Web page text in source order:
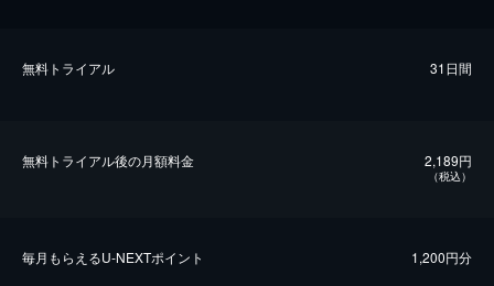
無料トライアル 31日間
無料トライアル後の⽉額料金 2,189円
（税込）
毎⽉もらえるU-NEXTポイント 1,200円分